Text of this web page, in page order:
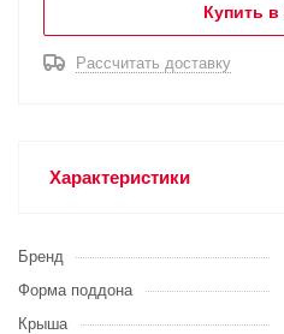
Купить в
Рассчитать доставку
Характеристики
Бренд
Форма поддона
Крыша